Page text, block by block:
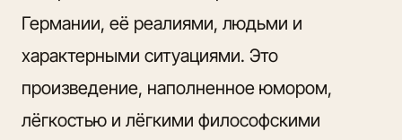
Германии, её реалиями, людьми и
характерными ситуациями. Это
произведение, наполненное юмором,
лёгкостью и лёгкими философскими